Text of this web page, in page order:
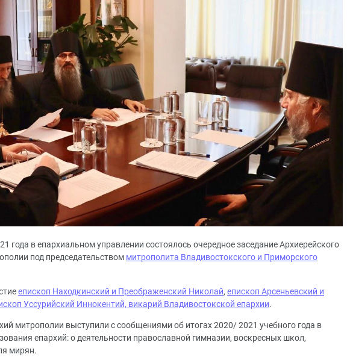
года в епархиальном управлении состоялось очередное заседание Архиерейского
под председательством митрополита Владивостокского и Приморского
епископ Находкинский и Преображенский Николай, епископ Арсеньевский и
Уссурийский Иннокентий, викарий Владивостокской епархии.
митрополии выступили с сообщениями об итогах 2020/ 2021 учебного года в
епархий: о деятельности православной гимназии, воскресных школ,
мирян.